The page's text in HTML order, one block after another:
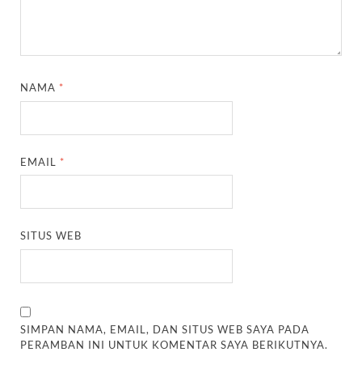
NAMA *
EMAIL *
SITUS WEB
SIMPAN NAMA, EMAIL, DAN SITUS WEB SAYA PADA
PERAMBAN INI UNTUK KOMENTAR SAYA BERIKUTNYA.